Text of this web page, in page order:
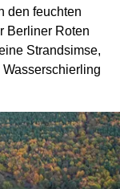
den feuchten
Berliner Roten
Strandsimse,